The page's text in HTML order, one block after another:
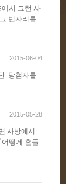
서 그런 사
빈자리를
2015-06-04
당첨자를
2015-05-28
사방에서
떻게 흔들